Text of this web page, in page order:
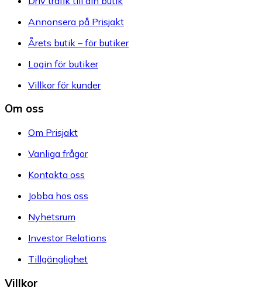
Annonsera på Prisjakt
Årets butik – för butiker
Login för butiker
Villkor för kunder
Om oss
Om Prisjakt
Vanliga frågor
Kontakta oss
Jobba hos oss
Nyhetsrum
Investor Relations
Tillgänglighet
Villkor